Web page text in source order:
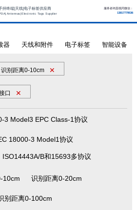
持终端|天线|电子标签供应商
Tags Supplier
服务咨询直线同微信：
13817779536
器 天线和附件 电子标签 智能设备
别距离0-10cm ✕
口 ✕
3 Model3 EPC Class-1协议
18000-3 Model1协议
ISO14443A/B和15693多协议
10cm 识别距离0-20cm
别距离0-100cm